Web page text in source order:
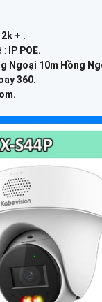
+ .
:
IP POE.
Ngoại 10m Hồng
360.